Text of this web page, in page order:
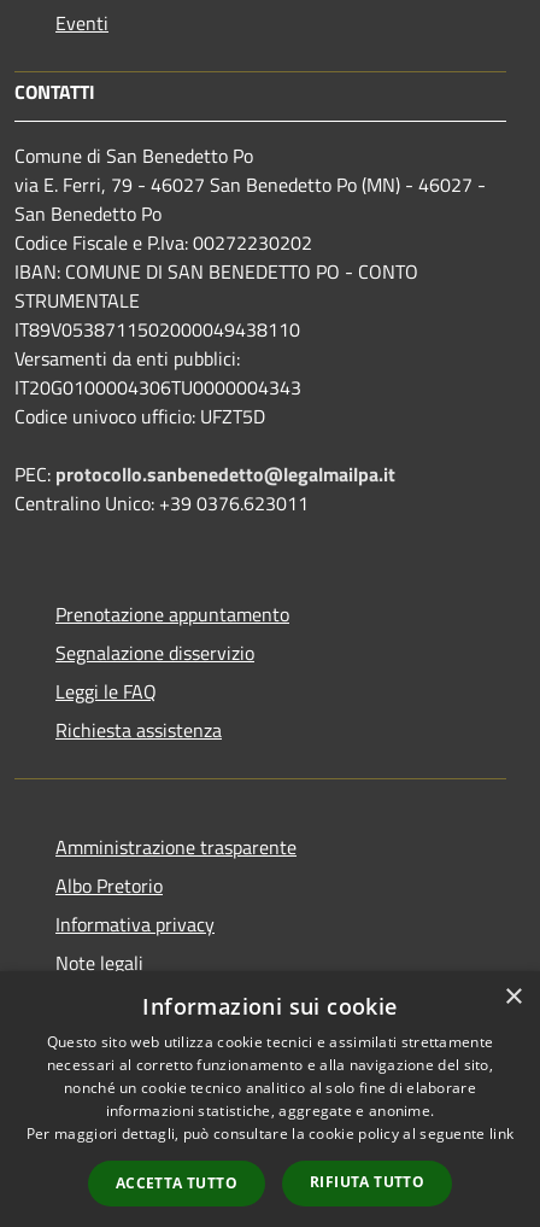
Eventi
CONTATTI
Comune di San Benedetto Po
via E. Ferri, 79 - 46027 San Benedetto Po (MN) - 46027 -
San Benedetto Po
Codice Fiscale e P.Iva: 00272230202
IBAN: COMUNE DI SAN BENEDETTO PO - CONTO
STRUMENTALE
IT89V0538711502000049438110
Versamenti da enti pubblici:
IT20G0100004306TU0000004343
Codice univoco ufficio: UFZT5D
PEC: protocollo.sanbenedetto@legalmailpa.it
Centralino Unico: +39 0376.623011
Prenotazione appuntamento
Segnalazione disservizio
Leggi le FAQ
Richiesta assistenza
Amministrazione trasparente
Albo Pretorio
Informativa privacy
Note legali
Dichiarazione di accessibilità
RSS
Accessibilità
Copyright © 2021 • Città
di San Benedetto Po •
Powered byMunicipium
Accesso redazione
×
Informazioni sui cookie
Questo sito web utilizza cookie tecnici e assimilati strettamente
necessari al corretto funzionamento e alla navigazione del sito,
nonché un cookie tecnico analitico al solo fine di elaborare
informazioni statistiche, aggregate e anonime.
Per maggiori dettagli, può consultare la cookie policy al seguente link
ACCETTA TUTTO RIFIUTA TUTTO